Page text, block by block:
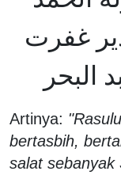
غفرت
البحر
Artinya:
bertasbih,
salat sebanyak